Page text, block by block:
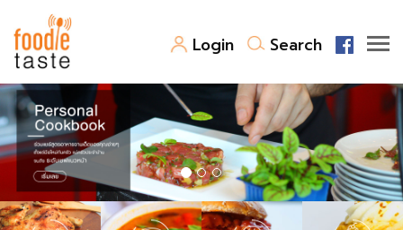
Login Search
สูตรอาหาร
สูตรอาหารล่าสุด
Top Foodie
พาไปชิม
สารพันก้นครัว